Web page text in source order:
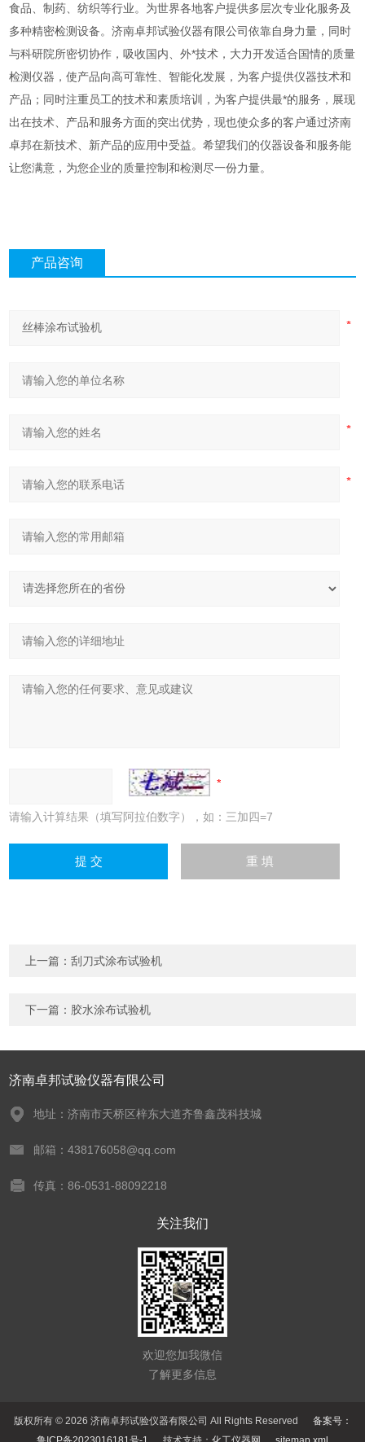
食品、制药、纺织等行业。为世界各地客户提供多层次专业化服务及
多种精密检测设备。济南卓邦试验仪器有限公司依靠自身力量，同时
与科研院所密切协作，吸收国内、外*技术，大力开发适合国情的质量
检测仪器，使产品向高可靠性、智能化发展，为客户提供仪器技术和
产品；同时注重员工的技术和素质培训，为客户提供最*的服务，展现
出在技术、产品和服务方面的突出优势，现也使众多的客户通过济南
卓邦在新技术、新产品的应用中受益。希望我们的仪器设备和服务能
让您满意，为您企业的质量控制和检测尽一份力量。
产品咨询
请输入计算结果（填写阿拉伯数字），如：三加四=7
上一篇：刮刀式涂布试验机
下一篇： 胶水涂布试验机
济南卓邦试验仪器有限公司
地址：济南市天桥区梓东大道齐鲁鑫茂科技城
邮箱：438176058@qq.com
传真：86-0531-88092218
关注我们
欢迎您加我微信
了解更多信息
版权所有 © 2026 济南卓邦试验仪器有限公司 All Rights Reserved 备案号：